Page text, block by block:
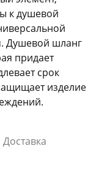
к душевой
Душевой шланг
придает
срок
изделие
Доставка
в 2 недели